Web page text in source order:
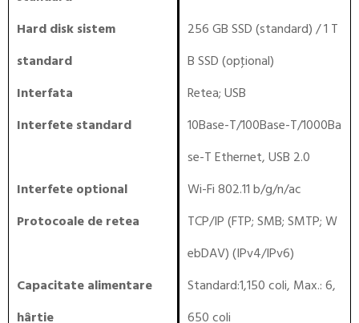
Hard disk sistem
standard
256 GB SSD (standard) / 1 T
B SSD (opţional)
Interfata
Retea;USB
Interfete standard
10Base-T/100Base-T/1000Ba
se-T Ethernet, USB 2.0
Interfete optional
Wi-Fi 802.11 b/g/n/ac
Protocoale de retea
TCP/IP (FTP; SMB; SMTP; W
ebDAV) (IPv4/IPv6)
Capacitate alimentare
hârtie
Standard:1,150 coli, Max.: 6,
650 coli